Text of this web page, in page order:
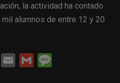
la actividad ha contado
alumnos de entre 12 y 20